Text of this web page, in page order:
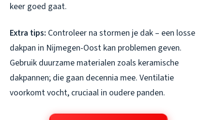
keer goed gaat.
Extra tips: Controleer na stormen je dak – een losse
dakpan in Nijmegen-Oost kan problemen geven.
Gebruik duurzame materialen zoals keramische
dakpannen; die gaan decennia mee. Ventilatie
voorkomt vocht, cruciaal in oudere panden.